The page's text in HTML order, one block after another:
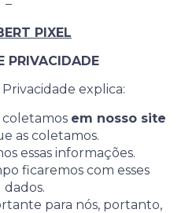
–
PIXEL
PRIVACIDADE
explica:
em nosso site
as coletamos.
essas informações.
ficaremos com esses
dados.
para nós, portanto,